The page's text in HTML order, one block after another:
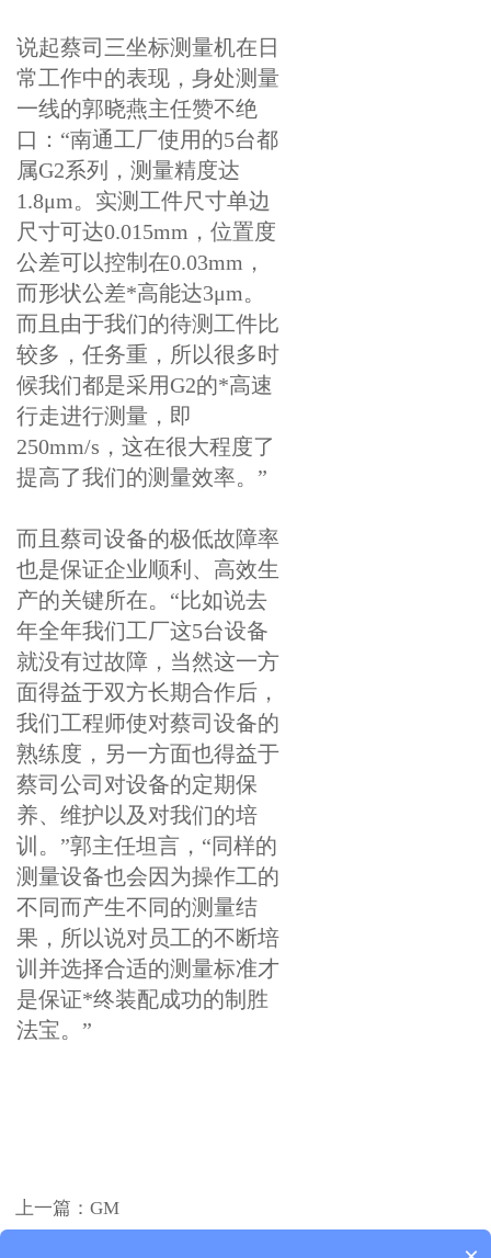
说起蔡司三坐标测量机在日
常工作中的表现，身处测量
一线的郭晓燕主任赞不绝
口：“南通工厂使用的5台都
属G2系列，测量精度达
1.8μm。实测工件尺寸单边
尺寸可达0.015mm，位置度
公差可以控制在0.03mm，
而形状公差*高能达3μm。
而且由于我们的待测工件比
较多，任务重，所以很多时
候我们都是采用G2的*高速
行走进行测量，即
250mm/s，这在很大程度了
提高了我们的测量效率。”
而且蔡司设备的极低故障率
也是保证企业顺利、高效生
产的关键所在。“比如说去
年全年我们工厂这5台设备
就没有过故障，当然这一方
面得益于双方长期合作后，
我们工程师使对蔡司设备的
熟练度，另一方面也得益于
蔡司公司对设备的定期保
养、维护以及对我们的培
训。”郭主任坦言，“同样的
测量设备也会因为操作工的
不同而产生不同的测量结
果，所以说对员工的不断培
训并选择合适的测量标准才
是保证*终装配成功的制胜
法宝。”
上一篇： GM